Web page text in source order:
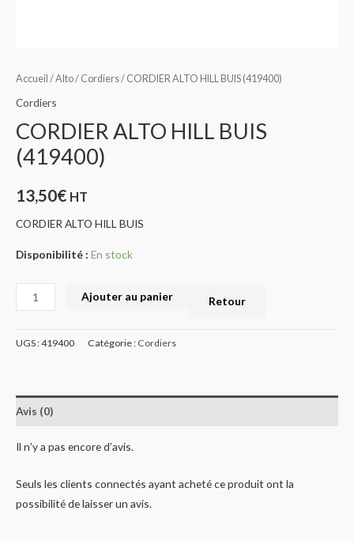
Accueil /Alto/ Cordiers/ CORDIER ALTO HILL BUIS (419400)
Cordiers
CORDIER ALTO HILL BUIS
(419400)
13,50€ HT
CORDIER ALTO HILL BUIS
Disponibilité : En stock
Ajouter au panier Retour
UGS :419400 Catégorie : Cordiers
Avis (0)
Il n’y a pas encore d’avis.
Seuls les clients connectés ayant acheté ce produit ont la
possibilité de laisser un avis.